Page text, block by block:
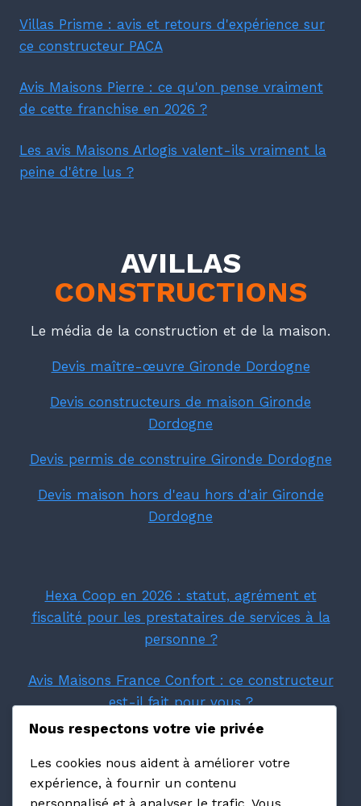
Villas Prisme : avis et retours d'expérience sur
ce constructeur PACA
Avis Maisons Pierre : ce qu'on pense vraiment
de cette franchise en 2026 ?
Les avis Maisons Arlogis valent-ils vraiment la
peine d'être lus ?
AVILLAS
CONSTRUCTIONS
Le média de la construction et de la maison.
Devis maître-œuvre Gironde Dordogne
Devis constructeurs de maison Gironde
Dordogne
Devis permis de construire Gironde Dordogne
Devis maison hors d'eau hors d'air Gironde
Dordogne
Hexa Coop en 2026 : statut, agrément et
fiscalité pour les prestataires de services à la
personne ?
Avis Maisons France Confort : ce constructeur
est-il fait pour vous ?
ce constructeur PACA
Nous respectons votre vie privée
Les cookies nous aident à améliorer votre
expérience, à fournir un contenu
personnalisé et à analyser le trafic. Vous